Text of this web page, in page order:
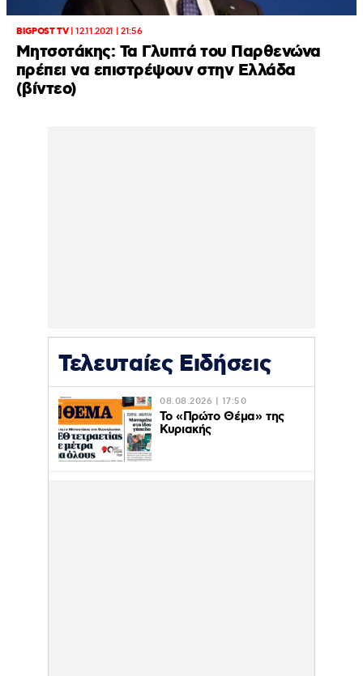
BIGPOST TV|12.11.2021 | 21:56
Μητσοτάκης: Τα Γλυπτά του Παρθενώνα
πρέπει να επιστρέψουν στην Ελλάδα
(βίντεο)
Τελευταίες Ειδήσεις
08.08.2026 | 17:50
Το «Πρώτο Θέμα» της
Κυριακής